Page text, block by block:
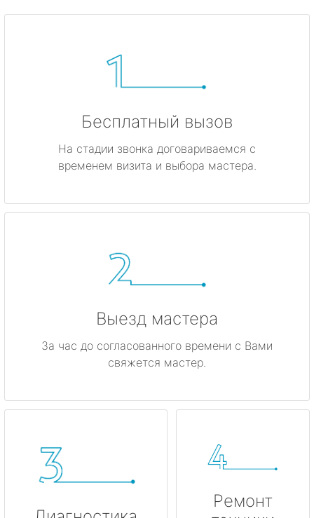
Бесплатный вызов
На стадии звонка договариваемся с
временем визита и выбора мастера.
Выезд мастера
За час до согласованного времени с Вами
свяжется мастер.
Ремонт